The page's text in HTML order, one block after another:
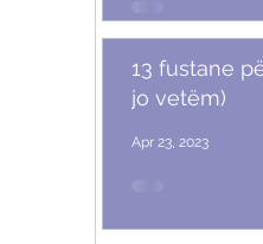
13 fustane
jo vetëm)
Apr 23, 2023